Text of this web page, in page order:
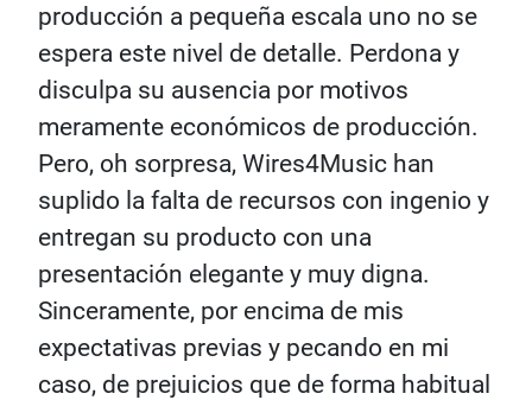
producción a pequeña escala uno no se
espera este nivel de detalle. Perdona y
disculpa su ausencia por motivos
meramente económicos de producción.
Pero, oh sorpresa, Wires4Music han
suplido la falta de recursos con ingenio y
entregan su producto con una
presentación elegante y muy digna.
Sinceramente, por encima de mis
expectativas previas y pecando en mi
caso, de prejuicios que de forma habitual